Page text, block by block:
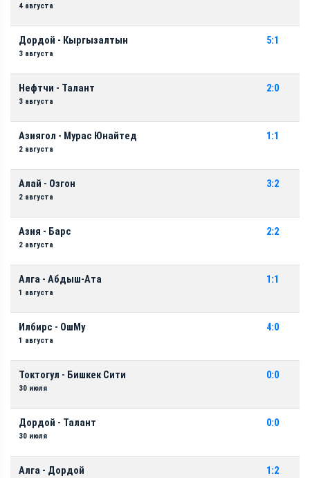
4 августа
Дордой - Кыргызалтын
3 августа
5:1
Нефтчи - Талант
3 августа
2:0
Азиягол - Мурас Юнайтед
2 августа
1:1
Алай - Озгон
2 августа
3:2
Азия - Барс
2 августа
2:2
Алга - Абдыш-Ата
1 августа
1:1
Илбирс - ОшМу
1 августа
4:0
Токтогул - Бишкек Сити
30 июля
0:0
Дордой - Талант
30 июля
0:0
Алга - Дордой 1:2